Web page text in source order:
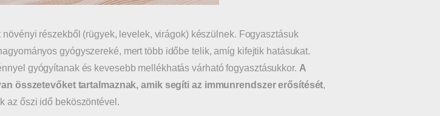
részekből (rügyek, levelek, virágok) készülnek. Fogyasztásuk
gyógyszereké, mert több időbe telik, amíg kifejtik hatásukat.
gyógyítanak és kevesebb mellékhatás várható fogyasztásukkor. A
összetevőket tartalmaznak, amik segíti az immunrendszer erősítését,
az őszi idő beköszöntével.